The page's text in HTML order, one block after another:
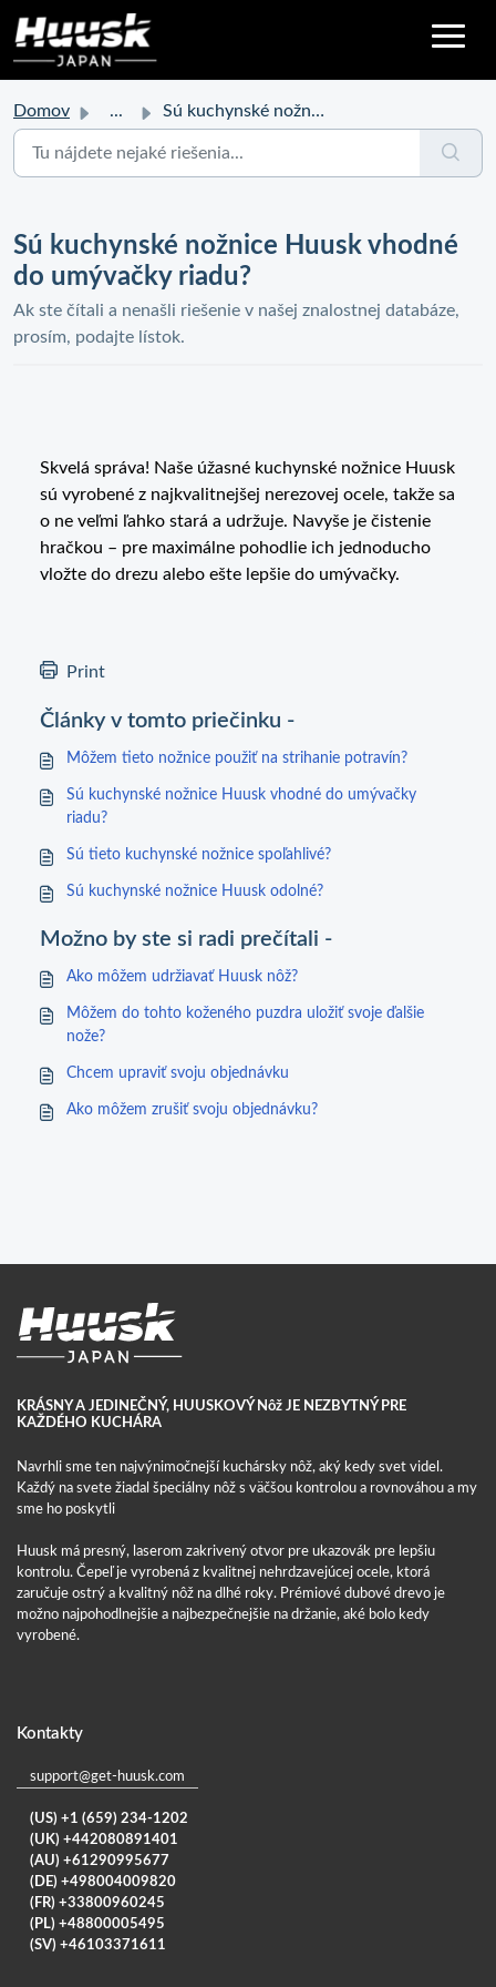
Domov ... Sú kuchynské nožnice Huusk vhodné do umývačky riadu?
Sú kuchynské nožnice Huusk vhodné
do umývačky riadu?
Ak ste čítali a nenašli riešenie v našej znalostnej databáze,
prosím, podajte lístok.
Skvelá správa! Naše úžasné kuchynské nožnice Huusk
sú vyrobené z najkvalitnejšej nerezovej ocele, takže sa
o ne veľmi ľahko stará a udržuje. Navyše je čistenie
hračkou – pre maximálne pohodlie ich jednoducho
vložte do drezu alebo ešte lepšie do umývačky.
Print
Články v tomto priečinku -
Môžem tieto nožnice použiť na strihanie potravín?
Sú kuchynské nožnice Huusk vhodné do umývačky
riadu?
Sú tieto kuchynské nožnice spoľahlivé?
Sú kuchynské nožnice Huusk odolné?
Možno by ste si radi prečítali -
Ako môžem udržiavať Huusk nôž?
Môžem do tohto koženého puzdra uložiť svoje ďalšie
nože?
Chcem upraviť svoju objednávku
Ako môžem zrušiť svoju objednávku?
KRÁSNY A JEDINEČNÝ, HUUSKOVÝ Nôž JE NEZBYTNÝ PRE
KAŽDÉHO KUCHÁRA
Navrhli sme ten najvýnimočnejší kuchársky nôž, aký kedy svet videl.
Každý na svete žiadal špeciálny nôž s väčšou kontrolou a rovnováhou a my
sme ho poskytli
Huusk má presný, laserom zakrivený otvor pre ukazovák pre lepšiu
kontrolu. Čepeľ je vyrobená z kvalitnej nehrdzavejúcej ocele, ktorá
zaručuje ostrý a kvalitný nôž na dlhé roky. Prémiové dubové drevo je
možno najpohodlnejšie a najbezpečnejšie na držanie, aké bolo kedy
vyrobené.
Kontakty
support@get-huusk.com
(US) +1 (659) 234-1202
(UK) +442080891401
(AU) +61290995677
(DE) +498004009820
(FR) +33800960245
(PL) +48800005495
(SV) +46103371611